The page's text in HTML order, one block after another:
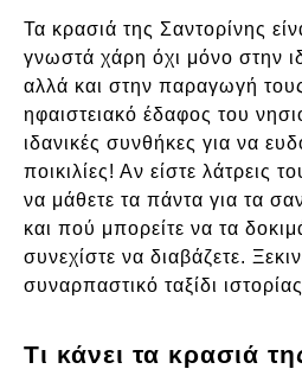
Τα κρασιά της Σαντορίνης
γνωστά χάρη όχι μόνο στην
αλλά και στην παραγωγή
ηφαιστειακό έδαφος του
ιδανικές συνθήκες για να
ποικιλίες! Αν είστε λάτρεις
να μάθετε τα πάντα για τα
και πού μπορείτε να τα
συνεχίστε να διαβάζετε.
συναρπαστικό ταξίδι
Τι κάνει τα κρασιά